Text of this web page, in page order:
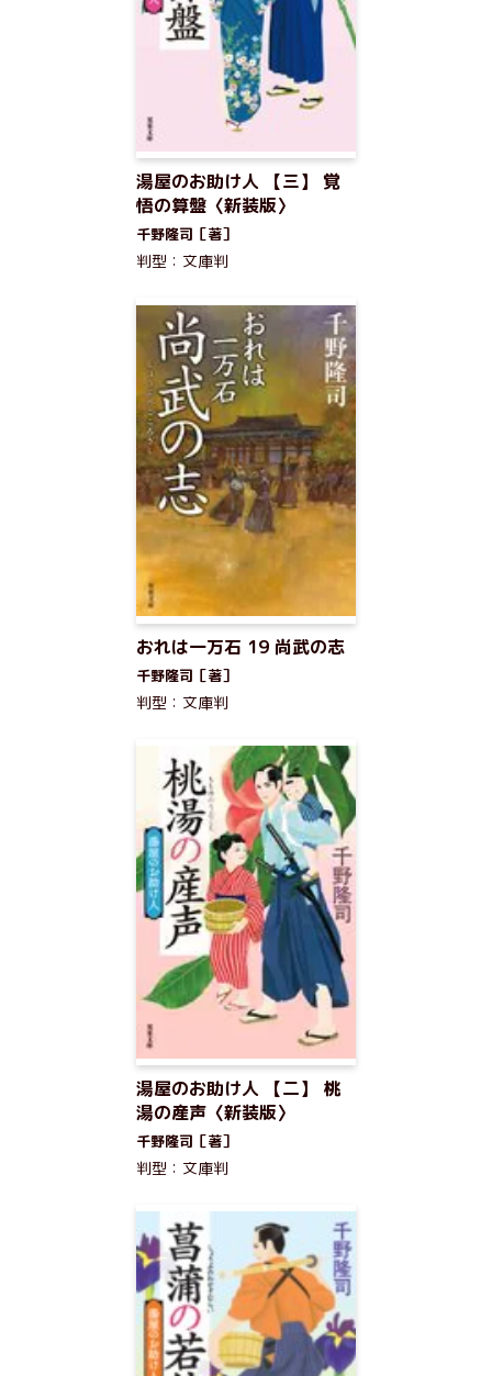
湯屋のお助け人 【三】 覚
悟の算盤〈新装版〉
千野隆司［著］
判型：文庫判
おれは一万石 19 尚武の志
千野隆司［著］
判型：文庫判
湯屋のお助け人 【二】 桃
湯の産声〈新装版〉
千野隆司［著］
判型：文庫判